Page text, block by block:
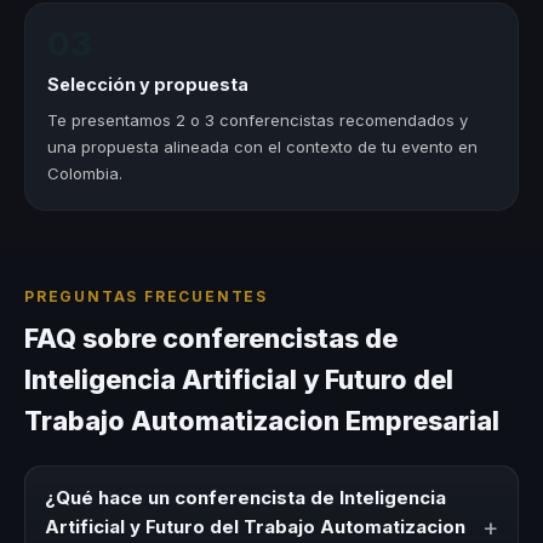
Selección y propuesta
Te presentamos 2 o 3 conferencistas recomendados y
una propuesta alineada con el contexto de tu evento en
Colombia.
PREGUNTAS FRECUENTES
FAQ sobre conferencistas de
Inteligencia Artificial y Futuro del
Trabajo Automatizacion Empresarial
¿Qué hace un conferencista de Inteligencia
Artificial y Futuro del Trabajo Automatizacion
+